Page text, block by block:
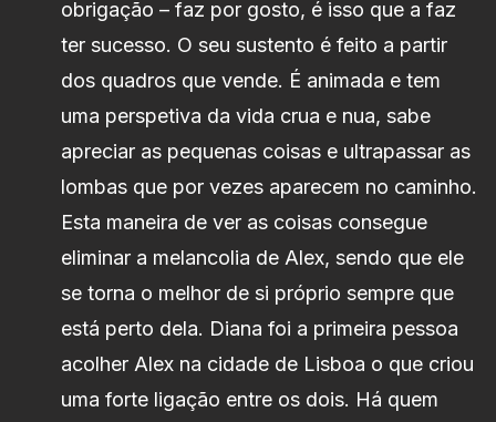
obrigação – faz por gosto, é isso que a faz
ter sucesso. O seu sustento é feito a partir
dos quadros que vende. É animada e tem
uma perspetiva da vida crua e nua, sabe
apreciar as pequenas coisas e ultrapassar as
lombas que por vezes aparecem no caminho.
Esta maneira de ver as coisas consegue
eliminar a melancolia de Alex, sendo que ele
se torna o melhor de si próprio sempre que
está perto dela. Diana foi a primeira pessoa
acolher Alex na cidade de Lisboa o que criou
uma forte ligação entre os dois. Há quem